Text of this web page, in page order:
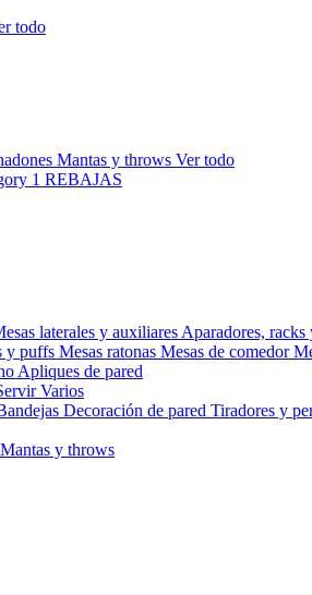
todo
Mantas y throws Ver todo
REBAJAS
laterales y auxiliares Aparadores,
y puffs Mesas ratonas Mesas de comedor
Apliques de pared
Varios
Decoración de pared Tiradores y
Mantas y throws